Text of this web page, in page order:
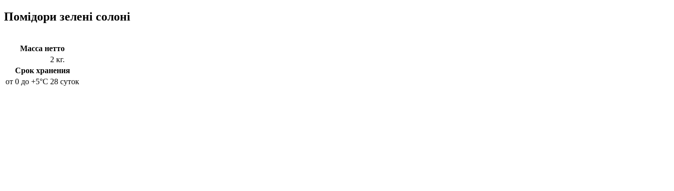
Помідори зелені солоні
Масса нетто
2 кг.
Срок хранения
от 0 до +5°C 28 суток